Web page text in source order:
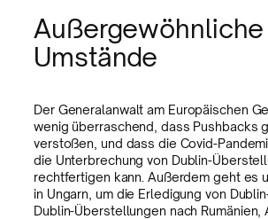
Außergewöhnliche
Umstände
Der Generalanwalt am Europäischen
wenig überraschend, dass Pushbacks
verstoßen, und dass die Covid-
die Unterbrechung von Dublin-
rechtfertigen kann. Außerdem geht es
in Ungarn, um die Erledigung von
Dublin-Überstellungen nach Rumänien,